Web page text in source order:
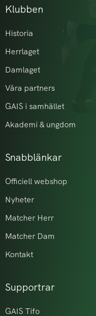
Klubben
Historia
Herrlaget
Damlaget
Våra partners
GAIS i samhället
Akademi & ungdom
Snabblänkar
Officiell webshop
Nyheter
Matcher Herr
Matcher Dam
Kontakt
Supportrar
GAIS Tifo